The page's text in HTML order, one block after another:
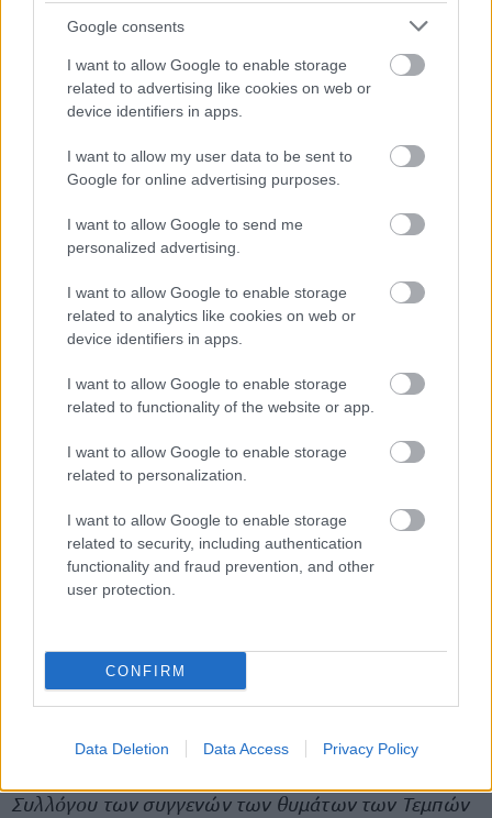
Google consents
I want to allow Google to enable storage
related to advertising like cookies on web or
device identifiers in apps.
I want to allow my user data to be sent to
Google for online advertising purposes.
I want to allow Google to send me
personalized advertising.
I want to allow Google to enable storage
related to analytics like cookies on web or
device identifiers in apps.
I want to allow Google to enable storage
related to functionality of the website or app.
I want to allow Google to enable storage
related to personalization.
I want to allow Google to enable storage
related to security, including authentication
functionality and fraud prevention, and other
user protection.
CONFIRM
Data Deletion Data Access Privacy Policy
εξωτερικού, μεταξύ αυτών, το Λονδίνο, το Μιλάνο,
Στη συγκέντρωση «Μνήμης και Δικαιοσύνης» στις
28 Φεβρουαρίου για την συμπλήρωση 2 ετών από
την τραγωδία των Τεμπών καλούν με ανακοίνωσή
μοιραίας αμαξοστοιχίας.
Η ανακοίνωση της ΓΣΕΕ
Να μην υπάρξει καμιά συγκάλυψη ή συμψηφισμός.
Να τιμωρηθούν οι υπεύθυνοι της τραγωδίας, όσο
ψηλά κι αν βρίσκονται.
Να θωρακιστούν οι μεταφορές, χερσαίες, εναέριες
και θαλάσσιες, ώστε να προστατευθεί το κοινωνικό
σύνολο και να μην θρηνήσουμε άλλα θύματα.
Συλλόγου των συγγενών των θυμάτων των Τεμπών